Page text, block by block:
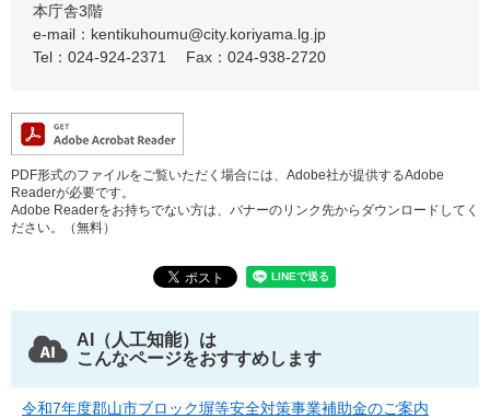
本庁舎3階
e-mail：kentikuhoumu@city.koriyama.lg.jp
Tel：024-924-2371
Fax：024-938-2720
PDF形式のファイルをご覧いただく場合には、Adobe社が提供するAdobe
Readerが必要です。
Adobe Readerをお持ちでない方は、バナーのリンク先からダウンロードしてく
ださい。（無料）
AI（人工知能）は
こんなページをおすすめします
令和7年度郡山市ブロック塀等安全対策事業補助金のご案内